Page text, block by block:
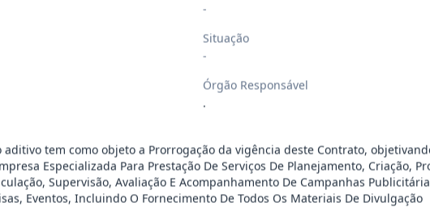
DE EMPRESAS PERTINENTES AO RAMO D
contrato a Aquisição De Kit Lúd...
De Serviços De Artistas Locais: Art ...
ESPECIALIZADA PARA FORNECIMENTO E IMP ...
-
Situação
-
Órgão Responsável
.
tem como objeto a Prorrogação da vigência deste Contrato,
Especializada Para Prestação De Serviços De Planejamento, Criação,
Supervisão, Avaliação E Acompanhamento De Campanhas
Eventos, Incluindo O Fornecimento De Todos Os Materiais De Divulgação